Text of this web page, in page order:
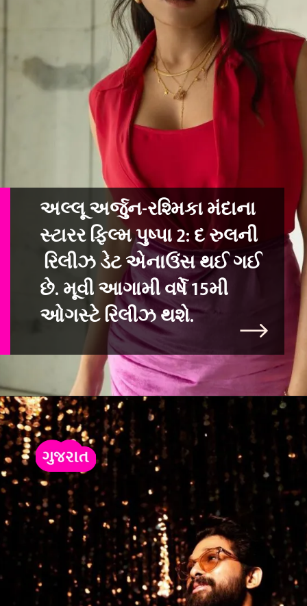
અલ્લૂ અર્જુન-રશ્મિકા મંદાના
સ્ટારર ફિલ્મ પુષ્પા 2: દ રુલની
રિલીઝ ડેટ એનાઉંસ થઈ ગઈ
છે. મૂવી આગામી વર્ષે 15મી
ઓગસ્ટે રિલીઝ થશે.